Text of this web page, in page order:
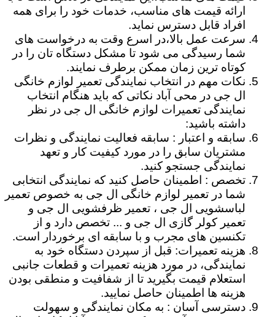
ارائه قیمت های مناسب، خدمات خود را برای همه
افراد قابل دسترس نماید.
سرعت عمل بالا،در اسرع وقت به درخواست های
شما رسیدگی می شود تا مشکل دستگاه تان را در
کوتاه ترین زمان ممکن برطرف نمایند.
نکات مهم در انتخاب نمایندگی تعمیر لوازم خانگی
ال جی در محی آباد نکاتی که باید هنگام انتخاب
نمایندگی تعمیرات لوازم خانگی ال جی در نظر
داشته باشید:
سابقه و اعتبار : سابقه فعالیت نمایندگی و نظرات
مشتریان سابق را در مورد کیفیت کار و تعهد
نمایندگی جستجو کنید.
تخصص : اطمینان حاصل کنید که نمایندگی انتخابی
شما در تعمیر لوازم خانگی ال جی به خصوص تعمیر
لباسشویی ال جی ، تعمیر ظرفشویی ال جی و
تعمیر کولر گازی ال جی و ... تخصص دارد و از
تکنسین های مجرب و با سابقه ای برخوردار است.
هزینه تعمیرات: قبل از سپردن دستگاه خود به
نمایندگی، در مورد هزینه تعمیرات و قطعات جانبی
استعلام قیمت بگیرید تا از شفافیت و منطقی بودن
هزینه ها اطمینان حاصل نمایید.
دسترسی آسان : به مکان نمایندگی و سهولت